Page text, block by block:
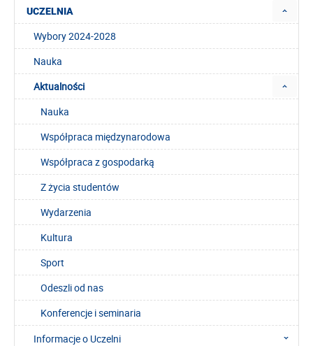
UCZELNIA
Wybory 2024-2028
Nauka
Aktualności
Nauka
Współpraca międzynarodowa
Współpraca z gospodarką
Z życia studentów
Wydarzenia
Kultura
Sport
Odeszli od nas
Konferencje i seminaria
Informacje o Uczelni